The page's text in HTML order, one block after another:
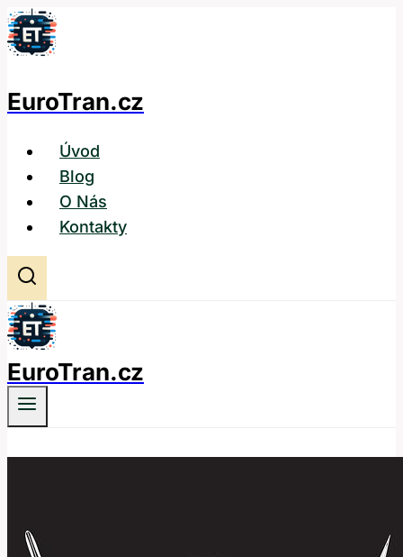
Přeskočit
na
EuroTran.cz
Úvod
Blog
O Nás
Kontakty
EuroTran.cz